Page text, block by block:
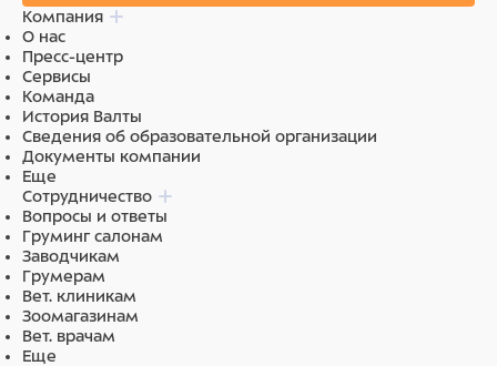
Компания
О нас
Пресс-центр
Сервисы
Команда
История Валты
Сведения об образовательной организации
Документы компании
Еще
Сотрудничество
Вопросы и ответы
Груминг салонам
Заводчикам
Грумерам
Вет. клиникам
Зоомагазинам
Вет. врачам
Еще